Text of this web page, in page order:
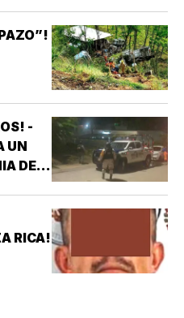
-
UN
DE
RICA!